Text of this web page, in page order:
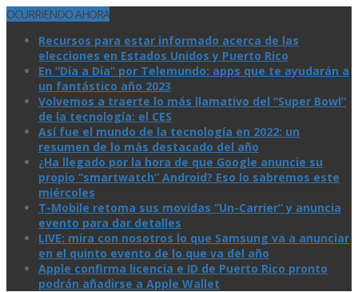
OCURRIENDO AHORA
Recursos para estar informado acerca de las
elecciones en Estados Unidos y Puerto Rico
En “Día a Día” por Telemundo: apps que te ayudarán a
un fantástico año 2023
Volvemos a traerte lo más llamativo del “Super Bowl”
de la tecnologí­a: el CES
Así­ fue el mundo de la tecnologí­a en 2022: un
resumen de lo más destacado del año
¿Ha llegado por la hora de que Google anuncie su
propio “smartwatch” Android? Eso lo sabremos este
miércoles
T-Mobile retoma sus movidas “Un-Carrier” y anuncia
evento para dar detalles
LIVE: mira con nosotros lo que Samsung va a anunciar
en el quinto evento de lo que va del año
Apple confirma licencia e ID de Puerto Rico pronto
podrán añadirse a Apple Wallet